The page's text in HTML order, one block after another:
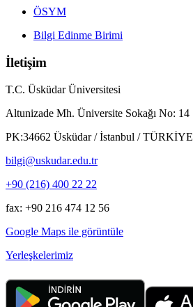
ÖSYM
Bilgi Edinme Birimi
İletişim
T.C. Üsküdar Üniversitesi
Altunizade Mh. Üniversite Sokağı No: 14
PK:34662 Üsküdar / İstanbul / TÜRKİYE
bilgi@uskudar.edu.tr
+90 (216) 400 22 22
fax: +90 216 474 12 56
Google Maps ile görüntüle
Yerleşkelerimiz